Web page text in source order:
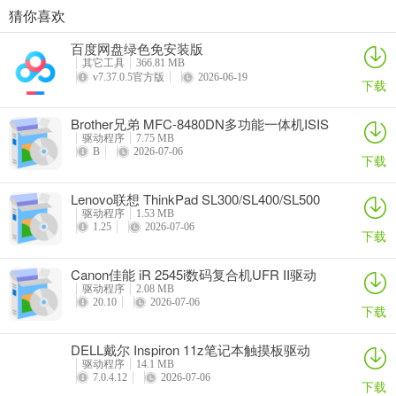
奥睿科PAS3062-2E/PAS3062-2S/PAS3064-2S2E系列扩展卡驱动
详情
Canon佳能 PowerShot A310 WIA驱动
详情
AMD Mobility Radeon HD 2000/HD 3000/HD 4000/HD 5000系列移动显卡催化剂驱动
映泰Hi-Fi H77S 5.x主板BIOS
猜你喜欢
百度网盘绿色免安装版
其它工具
366.81 MB
v7.37.0.5官方版
2026-06-19 下载
Brother兄弟 MFC-8480DN多功能一体机ISIS
驱动
驱动程序
7.75 MB
B
2026-07-06 下载
Lenovo联想 ThinkPad SL300/SL400/SL500
笔记本BIOS
驱动程序
1.53 MB
1.25
2026-07-06 下载
Canon佳能 iR 2545i数码复合机UFR II驱动
驱动程序
2.08 MB
20.10
2026-07-06 下载
DELL戴尔 Inspiron 11z笔记本触摸板驱动
驱动程序
14.1 MB
7.0.4.12
2026-07-06 下载